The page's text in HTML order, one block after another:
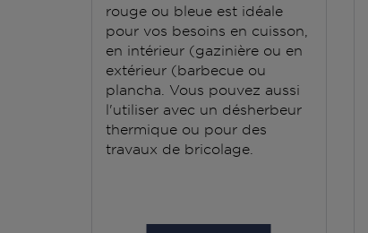
rouge ou bleue est idéale
pour vos besoins en cuisson,
en intérieur (gazinière ou en
extérieur (barbecue ou
plancha. Vous pouvez aussi
l'utiliser avec un désherbeur
thermique ou pour des
travaux de bricolage.